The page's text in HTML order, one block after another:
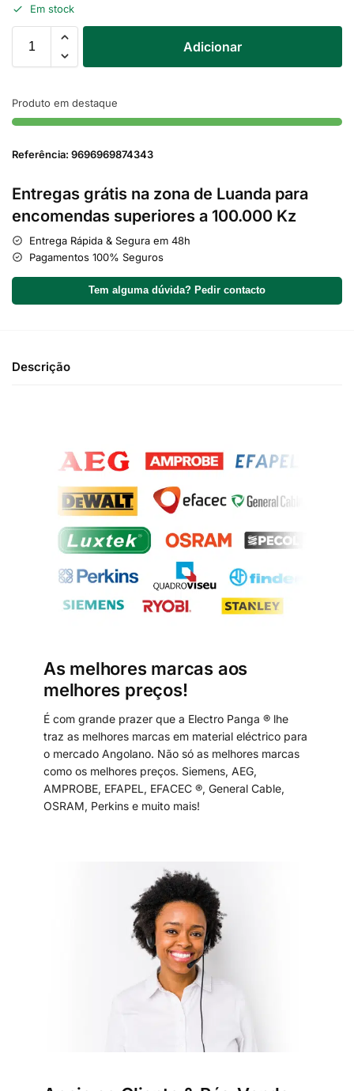
Em stock
Adicionar
Produto em destaque
Referência: 9696969874343
Entregas grátis na zona de Luanda para
encomendas superiores a 100.000 Kz
Entrega Rápida & Segura em 48h
Pagamentos 100% Seguros
Tem alguma dúvida? Pedir contacto
Descrição
As melhores marcas aos
melhores preços!
É com grande prazer que a Electro Panga ® lhe
traz as melhores marcas em material eléctrico para
o mercado Angolano. Não só as melhores marcas
como os melhores preços. Siemens, AEG,
AMPROBE, EFAPEL, EFACEC ®, General Cable,
OSRAM, Perkins e muito mais!